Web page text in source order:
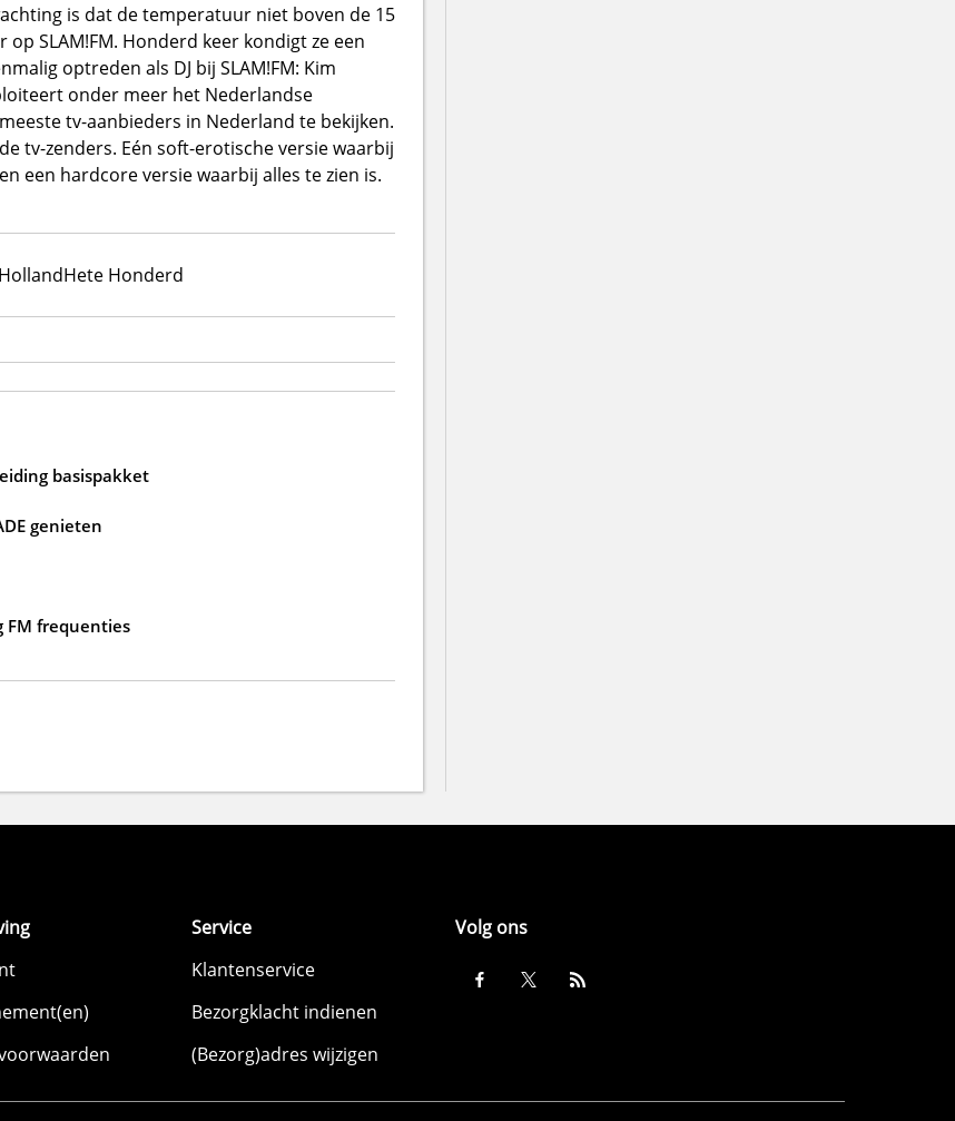
is dat de temperatuur niet boven de 15
SLAM!FM. Honderd keer kondigt ze een
optreden als DJ bij SLAM!FM: Kim
onder meer het Nederlandse
tv-aanbieders in Nederland te bekijken.
tv-zenders. Eén soft-erotische versie waarbij
een hardcore versie waarbij alles te zien is.
Hete Honderd
basispakket
genieten
FM frequenties
Service
Klantenservice
Bezorgklacht indienen
(Bezorg)adres wijzigen
Volg ons